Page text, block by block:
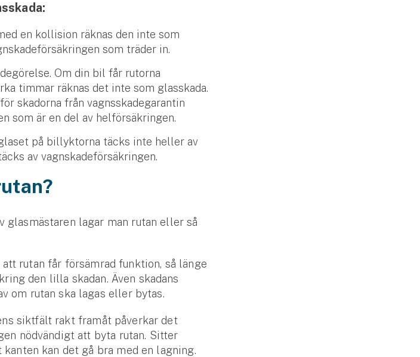
en kollision räknas den inte som
som träder in.
Om din bil får rutorna
timmar räknas det inte som glasskada.
skadorna från vagnsskadegarantin
som är en del av helförsäkringen.
på billyktorna täcks inte heller av
av vagnskadeförsäkringen.
glasmästaren lagar man rutan eller så
rutan får försämrad funktion, så länge
den lilla skadan. Även skadans
om rutan ska lagas eller bytas.
siktfält rakt framåt påverkar det
nödvändigt att byta rutan. Sitter
kan det gå bra med en lagning.